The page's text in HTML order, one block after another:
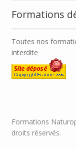
Formations
Toutes nos
interdite
Formations
droits réservés.